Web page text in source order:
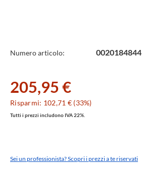
Specifiche
Numero articolo: 0020184844
205,95 €
Risparmi: 102,71 € (33%)
Tutti i prezzi includono IVA 22%.
Sei un professionista? Scopri i prezzi a te riservati